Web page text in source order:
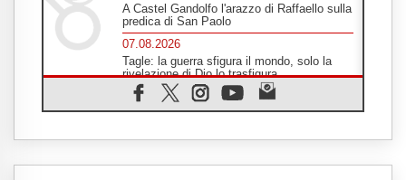
A Castel Gandolfo l'arazzo di Raffaello sulla
predica di San Paolo
07.08.2026
Tagle: la guerra sfigura il mondo, solo la
rivelazione di Dio lo trasfigura
07.08.2026
Il Papa in Francia, quattro giorni intensi tra
SIGNIS 2026, dare voce alle religiose